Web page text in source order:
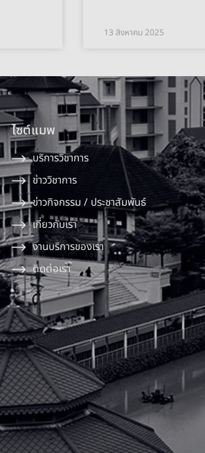
13 สิงหาคม 2025
ไซต์แมพ
บริการวิชาการ
ข่าววิชาการ
ข่าวกิจกรรม / ประชาสัมพันธ์
เกี่ยวกับเรา
งานบริการของเรา
ติดต่อเรา